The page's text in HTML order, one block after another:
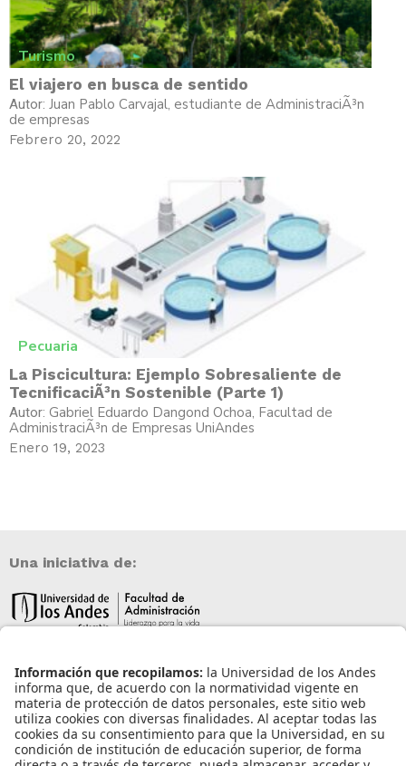
Turismo
El viajero en busca de sentido
Autor: Juan Pablo Carvajal, estudiante de AdministraciÃ³n
de empresas
Febrero 20, 2022
Pecuaria
La Piscicultura: Ejemplo Sobresaliente de
TecnificaciÃ³n Sostenible (Parte 1)
Autor: Gabriel Eduardo Dangond Ochoa, Facultad de
AdministraciÃ³n de Empresas UniAndes
Enero 19, 2023
Una iniciativa de:
Información de contacto
info@aneia.edu.co
Bogotá, Colombia